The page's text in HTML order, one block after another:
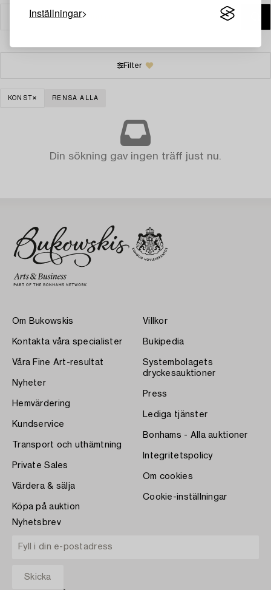
Inställningar
Filter
KONST RENSA ALLA
Din sökning gav ingen träff just nu.
Om Bukowskis
Kontakta våra specialister
Våra Fine Art-resultat
Nyheter
Hemvärdering
Kundservice
Transport och uthämtning
Private Sales
Värdera & sälja
Köpa på auktion
Villkor
Bukipedia
Systembolagets
dryckesauktioner
Press
Lediga tjänster
Bonhams - Alla auktioner
Integritetspolicy
Om cookies
Cookie-inställningar
Nyhetsbrev